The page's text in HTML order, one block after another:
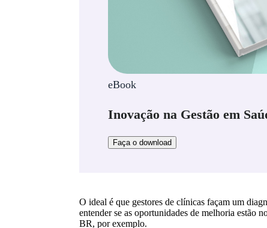
eBook
Inovação na Gestão em
Faça o download
O ideal é que gestores de clínicas façam um
entender se as oportunidades de melhoria estão
BR, por exemplo.